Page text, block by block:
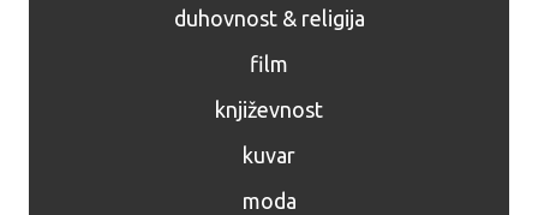
duhovnost & religija
film
književnost
kuvar
moda